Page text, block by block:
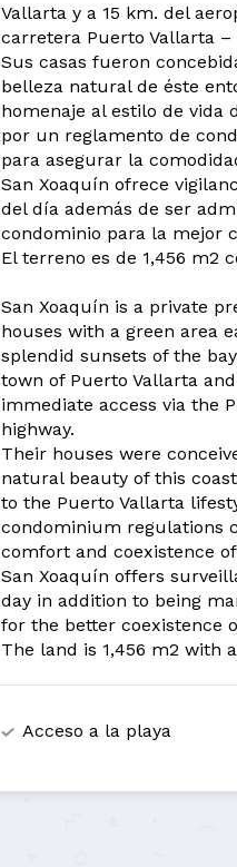
Vallarta y a 15 km. del
carretera Puerto Vallarta –
Sus casas fueron
belleza natural de éste
homenaje al estilo de vida
por un reglamento de
para asegurar la
San Xoaquín ofrece
del día además de ser
condominio para la mejor
El terreno es de 1,456 m2
San Xoaquín is a private
houses with a green area
splendid sunsets of the
town of Puerto Vallarta
immediate access via the
highway.
Their houses were
natural beauty of this
to the Puerto Vallarta
condominium regulations
comfort and coexistence
San Xoaquín offers
day in addition to being
for the better coexistence
The land is 1,456 m2 with
Acceso a la playa